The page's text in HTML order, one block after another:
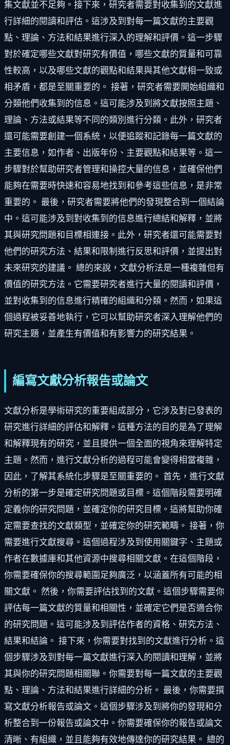
集文獻並不足夠。接下來，研究者需要對收集到的文獻進
行詳細的閱讀和評估。這涉及到對每一篇文獻的主要觀
點、理論、方法和結果進行深入的理解和評價。這一步驟
對於確定哪些文獻對研究有價值，哪些文獻的質量和可靠
性較高，以及哪些文獻的觀點和結果與其他文獻相一致或
相矛盾，都是至關重要的。 接著，研究者需要開始組織和
分類他們收集到的信息。這可能涉及到將文獻按照主題、
理論、方法或結果等不同的類別進行分類。此外，研究者
還可能需要創建一個系統，以便追蹤和記錄每一篇文獻的
主要信息，如作者、出版年份、主要觀點和結果等。這一
步驟對於幫助研究者管理和操控大量的信息，並確保他們
能夠在需要時快速和容易地找到和參考這些信息，是非常
重要的。 最後，研究者需要將他們的發現整合到一個結論
中。這可能涉及到對收集到的信息進行總結和解釋，並將
其與研究問題和目標相連接。此外，研究者還可能需要對
他們的研究方法、結果和限制進行反思和評價，並提出對
未來研究的建議。 總的來說，文獻分析法是一種複雜但有
價值的研究方法。它需要研究者進行大量的閱讀和評價，
並對收集到的信息進行精確的組織和分類。然而，如果這
個過程被妥善地執行，它可以幫助研究者深入理解他們的
研究主題，並產生有價值和有影響力的研究結果。
編寫文獻分析報告或論文
文獻分析是學術研究的重要組成部分，它涉及對已發表的
研究進行詳細的評估和解釋。這種方法的目的是為了理解
和解釋現有的研究，並且提供一個全面的視角來理解特定
主題。然而，進行文獻分析的過程可能會變得相當複雜，
因此，了解其系統化步驟是至關重要的。 首先，進行文獻
分析的第一步是確定研究問題或目標。這個階段需要明確
定義你的研究問題，並確定你的研究目標。這將幫助你確
定需要查找的文獻類型，並確定你的研究範疇。 接著，你
需要進行文獻搜尋。這個過程涉及到使用關鍵字、主題或
作者在數據庫和其他資源中搜尋相關文獻。在這個階段，
你需要確保你的搜尋範圍足夠廣泛，以涵蓋所有可能的相
關文獻。 然後，你需要評估找到的文獻。這個步驟需要你
評估每一篇文獻的質量和相關性，並確定它們是否適合你
的研究問題。這可能涉及到評估作者的資格、研究方法、
結果和結論。 接下來，你需要對找到的文獻進行分析。這
個步驟涉及到對每一篇文獻進行深入的閱讀和理解，並將
其與你的研究問題相關聯。你需要對每一篇文獻的主要觀
點、理論、方法和結果進行詳細的分析。 最後，你需要撰
寫文獻分析報告或論文。這個步驟涉及到將你的發現和分
析整合到一份報告或論文中。你需要確保你的報告或論文
清晰、有組織，並且能夠有效地傳達你的研究結果。 總的